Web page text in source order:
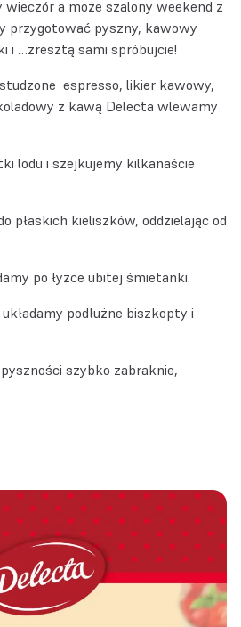
a może szalony weekend z
przygotować pyszny, kawowy
i …zresztą sami spróbujcie!
espresso, likier kawowy,
z kawą Delecta wlewamy
lodu i szejkujemy kilkanaście
płaskich kieliszków, oddzielając od
po łyżce ubitej śmietanki.
podłużne biszkopty i
szybko zabraknie,